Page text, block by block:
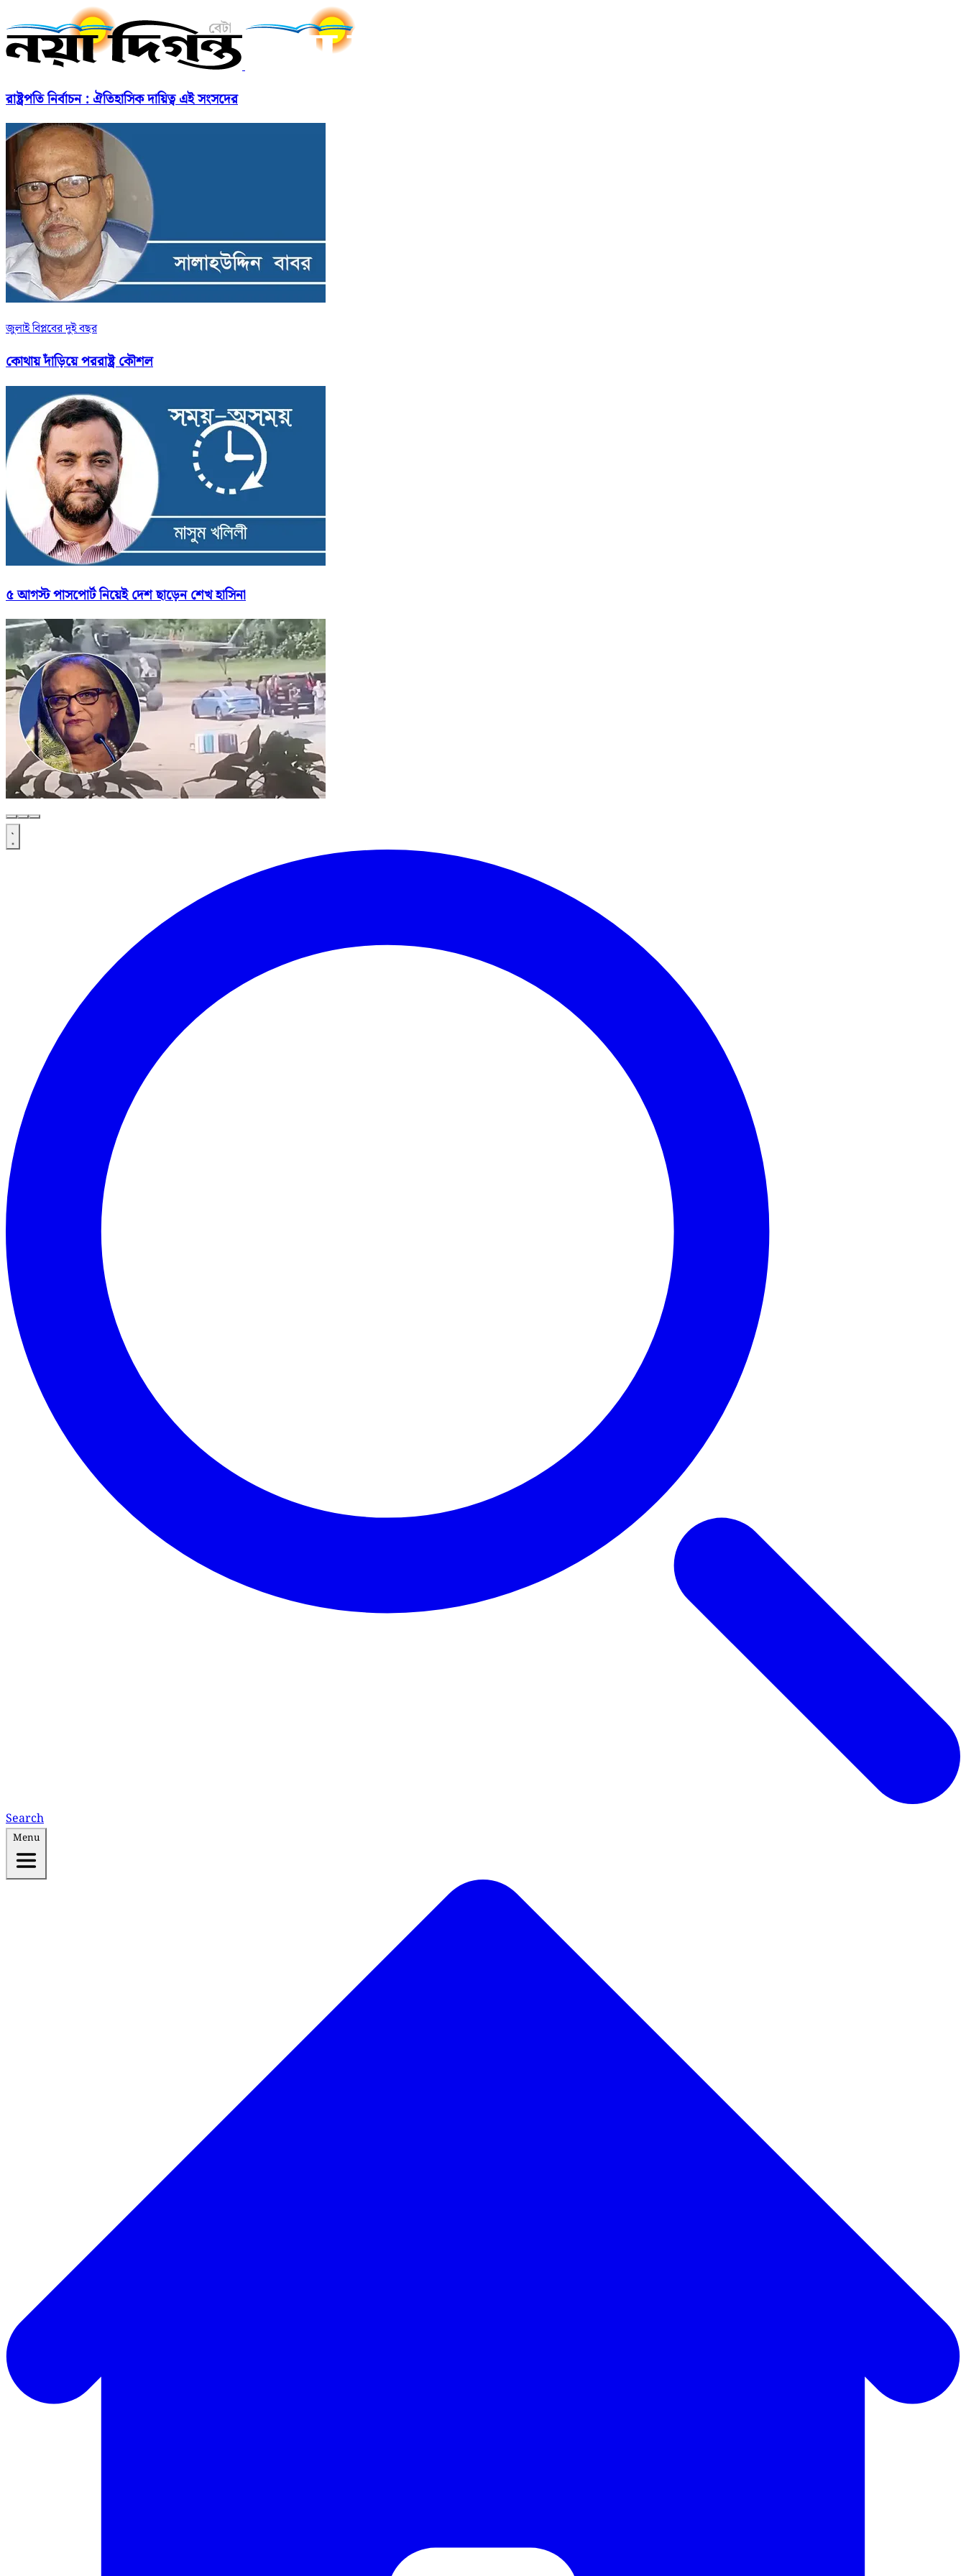
রাষ্ট্রপতি নির্বাচন : ঐতিহাসিক দায়িত্ব এই সংসদের
জুলাই বিপ্লবের দুই বছর
কোথায় দাঁড়িয়ে পররাষ্ট্র কৌশল
৫ আগস্ট পাসপোর্ট নিয়েই দেশ ছাড়েন শেখ হাসিনা
Search
Menu